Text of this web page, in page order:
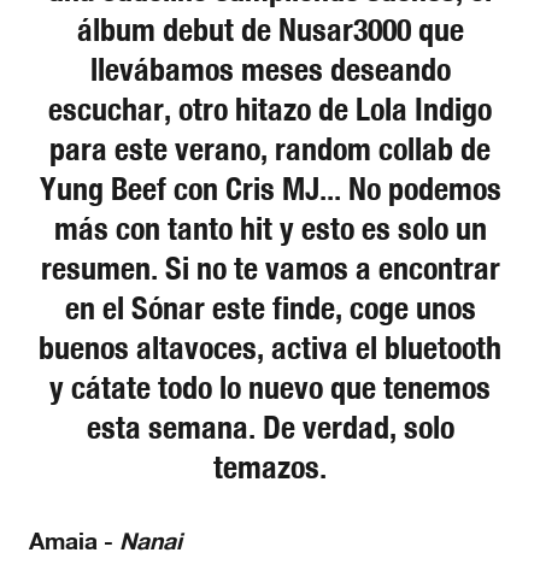
álbum debut de Nusar3000 que
llevábamos meses deseando
escuchar, otro hitazo de Lola Indigo
para este verano, random collab de
Yung Beef con Cris MJ... No podemos
más con tanto hit y esto es solo un
resumen. Si no te vamos a encontrar
en el Sónar este finde, coge unos
buenos altavoces, activa el bluetooth
y cátate todo lo nuevo que tenemos
esta semana. De verdad, solo
temazos.
Amaia - Nanai